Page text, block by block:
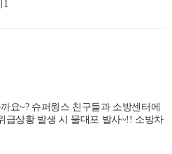
1
요~? 슈퍼윙스 친구들과 소방센터에
급상황 발생 시 물대포 발사~!! 소방차